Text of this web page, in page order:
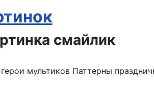
мультиков Паттерны